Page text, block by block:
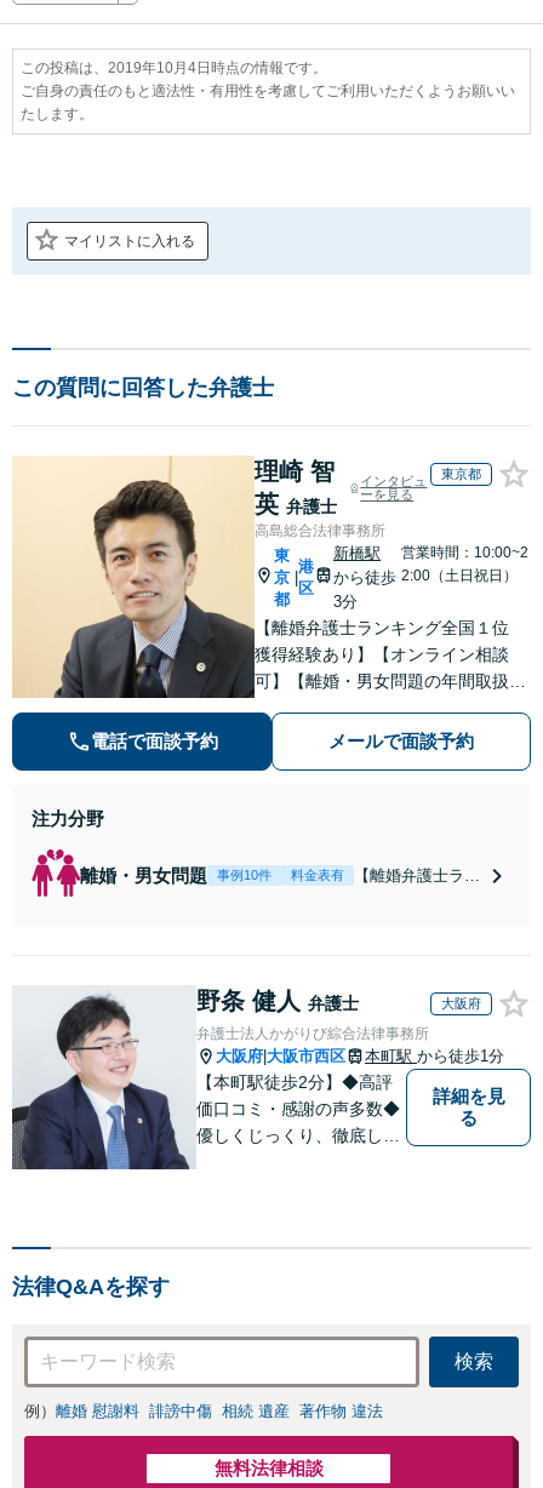
この投稿は、2019年10月4日時点の情報です。
ご自身の責任のもと適法性・有用性を考慮してご利用いただくようお願いい
たします。
マイリストに入れる
この質問に回答した弁護士
理崎 智
英 弁護士
インタビュ
ーを見る
東京都
高島総合法律事務所
東
京
都
港
区
新橋駅
から徒歩
3分
営業時間：10:00~2
2:00（土日祝日）
【離婚弁護士ランキング全国１位
獲得経験あり】【オンライン相談
可】【離婚・男女問題の年間取扱件
き寝入りしたくないという方は是非
ご相談ください。
電話で面談予約 メールで面談予約
注力分野
離婚・男女問題 事例10件 料金表有
【離婚弁護士ラン
円】【離婚・不倫
問題に特化／実績
多数】財産分与、
慰謝料、養育費等
で金銭的に満足で
きる解決を目指し
ます。
野条 健人 弁護士 大阪府
弁護士法人かがりび綜合法律事務所
大阪府 大阪市西区 本町駅 から徒歩1分
【本町駅徒歩2分】◆高評
価口コミ・感謝の声多数◆
優しくじっくり、徹底して
詳細を見
る
法律Q&Aを探す
検索
例） 離婚 慰謝料 誹謗中傷 相続 遺産 著作物 違法
無料法律相談